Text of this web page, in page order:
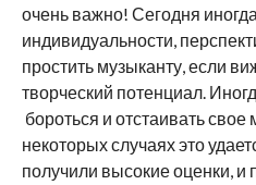
очень важно! Сегодня
индивидуальности,
простить музыканту, если
творческий потенциал.
бороться и отстаивать
некоторых случаях это
получили высокие оценки, и